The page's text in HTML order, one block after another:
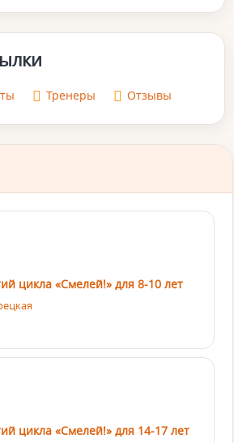
Тренеры Отзывы
цикла «Смелей!» для 8-10 лет
цикла «Смелей!» для 14-17 лет